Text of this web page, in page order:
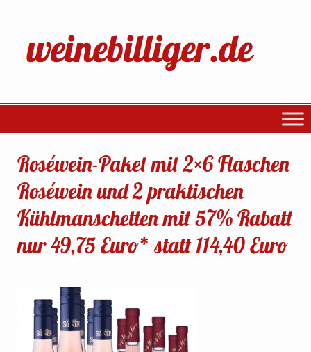
Roséwein-Paket mit 2×6 Flaschen
Roséwein und 2 praktischen
Kühlmanschetten mit 57% Rabatt
nur 49,75 Euro* statt 114,40 Euro